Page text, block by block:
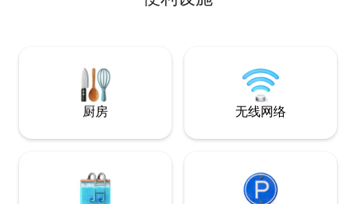
顶部到Guincho到Cabo Espichel ，您可以
欣赏到它。 距离塞拉德辛特拉（ Serra de
Sintra ）及其纪念碑的人行道仅几步之
遥，毗邻好餐厅、氛围好咖啡馆，小村庄
有超市和药店，让您尽情享受宁静。 房客
大花园，在那里他们可以欣赏美丽的景
厨房 无线网络